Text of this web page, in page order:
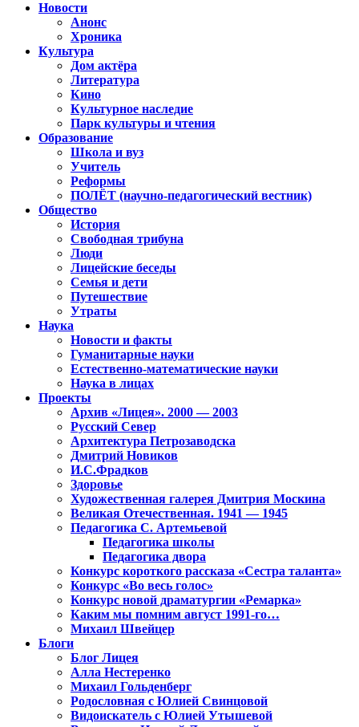
Новости
Анонс
Хроника
Культура
Дом актёра
Литература
Кино
Культурное наследие
Парк культуры и чтения
Образование
Школа и вуз
Учитель
Реформы
ПОЛЁТ (научно-педагогический вестник)
Общество
История
Свободная трибуна
Люди
Лицейские беседы
Семья и дети
Путешествие
Утраты
Наука
Новости и факты
Гуманитарные науки
Естественно-математические науки
Наука в лицах
Проекты
Архив «Лицея». 2000 — 2003
Русский Север
Архитектура Петрозаводска
Дмитрий Новиков
И.С.Фрадков
Здоровье
Художественная галерея Дмитрия Москина
Великая Отечественная. 1941 — 1945
Педагогика С. Артемьевой
Педагогика школы
Педагогика двора
Конкурс короткого рассказа «Сестра таланта»
Конкурс «Во весь голос»
Конкурс новой драматургии «Ремарка»
Каким мы помним август 1991-го…
Михаил Швейцер
Блоги
Блог Лицея
Алла Нестеренко
Михаил Гольденберг
Родословная с Юлией Свинцовой
Видоискатель с Юлией Утышевой